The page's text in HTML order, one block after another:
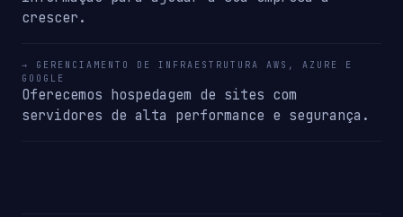
crescer.
→ GERENCIAMENTO DE INFRAESTRUTURA AWS, AZURE E
GOOGLE
Oferecemos hospedagem de sites com
servidores de alta performance e segurança.